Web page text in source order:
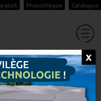
Photothèque Catalogue
inspirées
X